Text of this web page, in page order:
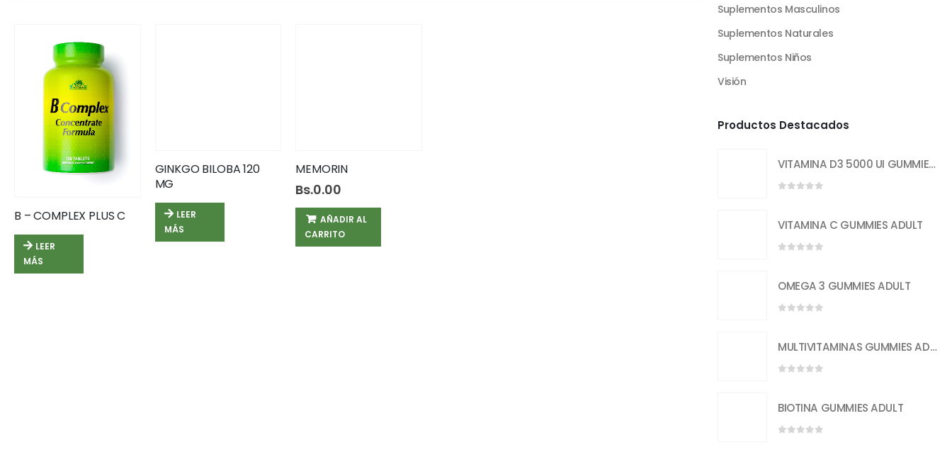
B – COMPLEX PLUS C
LEER
MÁS
GINKGO BILOBA 120
MG
LEER
MÁS
MEMORIN
Bs.0.00
AÑADIR AL
CARRITO
Suplementos Masculinos
Suplementos Naturales
Suplementos Niños
Visión
Productos Destacados
VITAMINA D3 5000 UI GUMMIES ADULT
VITAMINA C GUMMIES ADULT
OMEGA 3 GUMMIES ADULT
MULTIVITAMINAS GUMMIES ADULT
BIOTINA GUMMIES ADULT